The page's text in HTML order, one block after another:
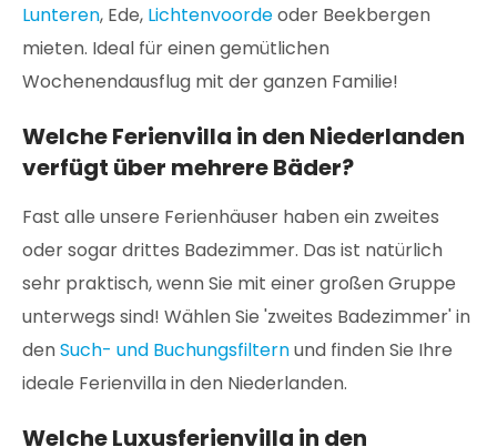
Lunteren, Ede, Lichtenvoordeoder Beekbergen
mieten. Ideal für einen gemütlichen
Wochenendausflug mit der ganzen Familie!
Welche Ferienvilla in den Niederlanden
verfügt über mehrere Bäder?
Fast alle unsere Ferienhäuser haben ein zweites
oder sogar drittes Badezimmer. Das ist natürlich
sehr praktisch, wenn Sie mit einer großen Gruppe
unterwegs sind! Wählen Sie 'zweites Badezimmer' in
denSuch- und Buchungsfilternund finden Sie Ihre
ideale Ferienvilla in den Niederlanden.
Welche Luxusferienvilla in den